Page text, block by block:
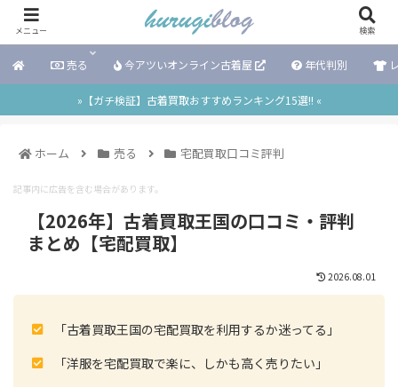
売る 今アツいオンライン古着屋 年代判別
»【ガチ検証】古着買取おすすめランキング15選!! «
ホーム 売る 宅配買取口コミ評判
記事内に広告を含む場合があります。
【2026年】古着買取王国の口コミ・評判
まとめ【宅配買取】
2026.08.01
「古着買取王国の宅配買取を利用するか迷ってる」
「洋服を宅配買取で楽に、しかも高く売りたい」
メニュー 検索